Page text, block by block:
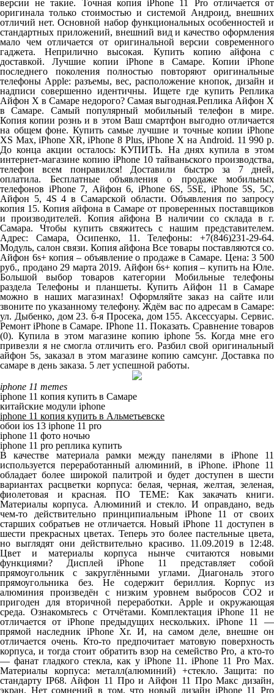
версии не такие. Точная копия iPhone 11 Pro отличается от
оригинала только стоимостью и системой Андроид, внешних
отличий нет. Основной набор функциональных особенностей и
стандартных приложений, внешний вид и качество оформления
мало чем отличается от оригинальной версии современного
гаджета. Неприлично высокая. Купить копию айфона с
доставкой. Лучшие копии iPhone в Самаре. Копии iPhone
последнего поколения полностью повторяют оригинальные
телефоны Apple: разъемы, вес, расположение кнопок, дизайн и
надписи совершенно идентичны. Ищете где купить Реплика
Айфон Х в Самаре недорого? Самая выгодная.Реплика Айфон Х
в Самаре. Самый популярный мобильный телефон в мире.
Копия копии рознь и в этом Ваш смартфон выгодно отличается
на общем фоне. Купить самые лучшие и точные копии iPhone
XS Max, iPhone XR, iPhone 8 Plus, iPhone X на Android. 11 990 р.
До конца акции осталось: КУПИТЬ. На днях купила в этом
интернет-магазине копию iPhone 10 тайваньского производства,
телефон всем понравился! Доставили быстро за 7 дней,
оплатила. Бесплатные объявления о продаже мобильных
телефонов iPhone 7, Айфон 6, iPhone 6S, 5SE, iPhone 5S, 5C,
Айфон 5, 4S 4 в Самарской области. Объявления по запросу
копия 15. Копия айфона в Самаре от проверенных поставщиков
и производителей. Копия айфона В наличии со склада в г.
Самара. Чтобы купить свяжитесь с нашим представителем.
Адрес: Самара, Осипенко, 11. Телефоны: +7(846)231-29-64.
Модуль, салон связи. Копия айфона Все товары поставляются со.
Айфон 6s+ копия – объявление о продаже в Самаре. Цена: 3 500
руб., продано 29 марта 2019. Айфон 6s+ копия – купить на Юле.
Большой выбор товаров категории Мобильные телефоны
раздела Телефоны и планшеты. Купить Айфон 11 в Самаре
можно в наших магазинах! Оформляйте заказ на сайте или
звоните по указанному телефону. Ждём вас по адресам в Самаре:
ул. Дыбенко, дом 23. 6-я Просека, дом 155. Аксессуары. Сервис.
Ремонт iPhone в Самаре. IPhone 11. Показать. Сравнение товаров
(0). Купила в этом магазине копию iphone 5s. Когда мне его
привезли я не смогла отличить его. Разбил свой оригинальный
айфон 5s, заказал в этом магазине копию самсунг. Доставка по
самаре в день заказа. 5 лет успешной работы.
iphone 11 memes
iphone 11 копия купить в Самаре
китайские модули iphone
iphone 11 копия купить в Альметьевске
обои ios 13 iphone 11 pro
iphone 11 фото ночью
iphone 11 pro реплика купить
В качестве материала рамки между панелями в iPhone 11
используется переработанный алюминий, в iPhone. iPhone 11
обладает более широкой палитрой и будет доступен в шести
вариантах расцветки корпуса: белая, черная, желтая, зеленая,
фиолетовая и красная. ПО ТЕМЕ: Как закачать книги.
Материалы корпуса. Алюминий и стекло. И оправдано, ведь
чем-то действительно принципиальным iPhone 11 от своих
старших собратьев не отличается. Новый iPhone 11 доступен в
шести прекрасных цветах. Теперь это более пастельные цвета,
но выглядят они действительно красиво. 11.09.2019 в 12:48.
Цвет и материалы корпуса нынче считаются новыми
функциями? Дисплей iPhone 11 представляет собой
прямоугольник с закруглёнными углами. Диагональ этого
прямоугольника без. Не содержит бериллия. Корпус из
алюминия произведён с низким уровнем выбросов CO2 и
пригоден для вторичной переработки. Apple и окружающая
среда. Ознакомьтесь с Отчётами. Комплектация iPhone 11 не
отличается от iPhone предыдущих нескольких. iPhone 11 —
прямой наследник iPhone Xr. И, на самом деле, внешне он
отличается очень. Кто-то предпочитает матовую поверхность
корпуса, и тогда стоит обратить взор на семейство Pro, а кто-то
— фанат гладкого стекла, как у iPhone 11. iPhone 11 Pro Max.
Материалы корпуса: металл(алюминий) +стекло. Защита: по
стандарту IP68. Айфон 11 Про и Айфон 11 Про Макс дизайн,
экран. Нет сомнений в том, что новый дизайн iPhone 11 Pro